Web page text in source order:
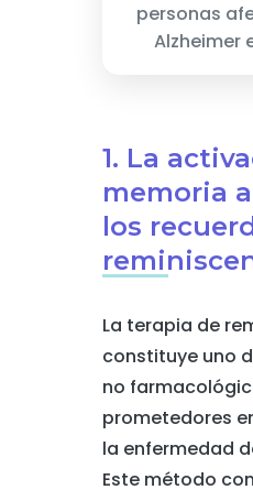
personas
Alzheimer
1. La
memoria
los
La terapia de
constituye uno
no
prometedores
la enfermedad
Este método